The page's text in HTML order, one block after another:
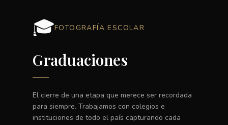
🎓FOTOGRAFÍA ESCOLAR
Graduaciones
El cierre de una etapa que merece ser recordada
para siempre. Trabajamos con colegios e
instituciones de todo el país capturando cada